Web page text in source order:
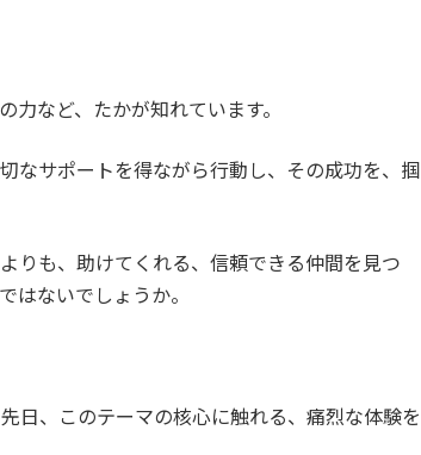
力など、たかが知れています。
なサポートを得ながら行動し、その成功を、掴
りも、助けてくれる、信頼できる仲間を見つ
はないでしょうか。
日、このテーマの核心に触れる、痛烈な体験を